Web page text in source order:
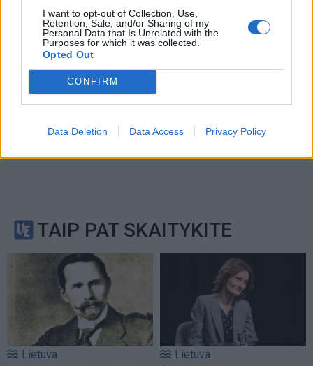
I want to opt-out of Collection, Use,
Retention, Sale, and/or Sharing of my
Personal Data that Is Unrelated with the
Purposes for which it was collected.
Opted Out
CONFIRM
Data Deletion Data Access Privacy Policy
TAIP PAT SKAITYKITE
Lietuva Lietuva